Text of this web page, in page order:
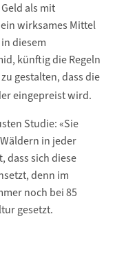
als mit
wirksames Mittel
diesem
künftig die Regeln
gestalten, dass die
eingepreist wird.
Studie: «Sie
in jeder
dass sich diese
denn im
noch bei 85
gesetzt.